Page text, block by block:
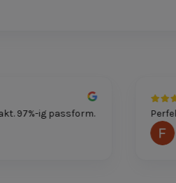
ig passform.
Perfekt